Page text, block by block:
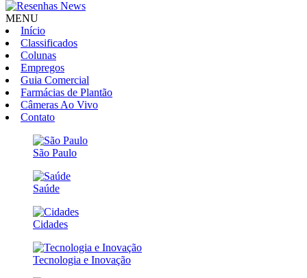
MENU
Início
Classificados
Colunas
Empregos
Guia Comercial
Farmácias de Plantão
Câmeras Ao Vivo
Contato
São Paulo
Saúde
Cidades
Tecnologia e Inovação